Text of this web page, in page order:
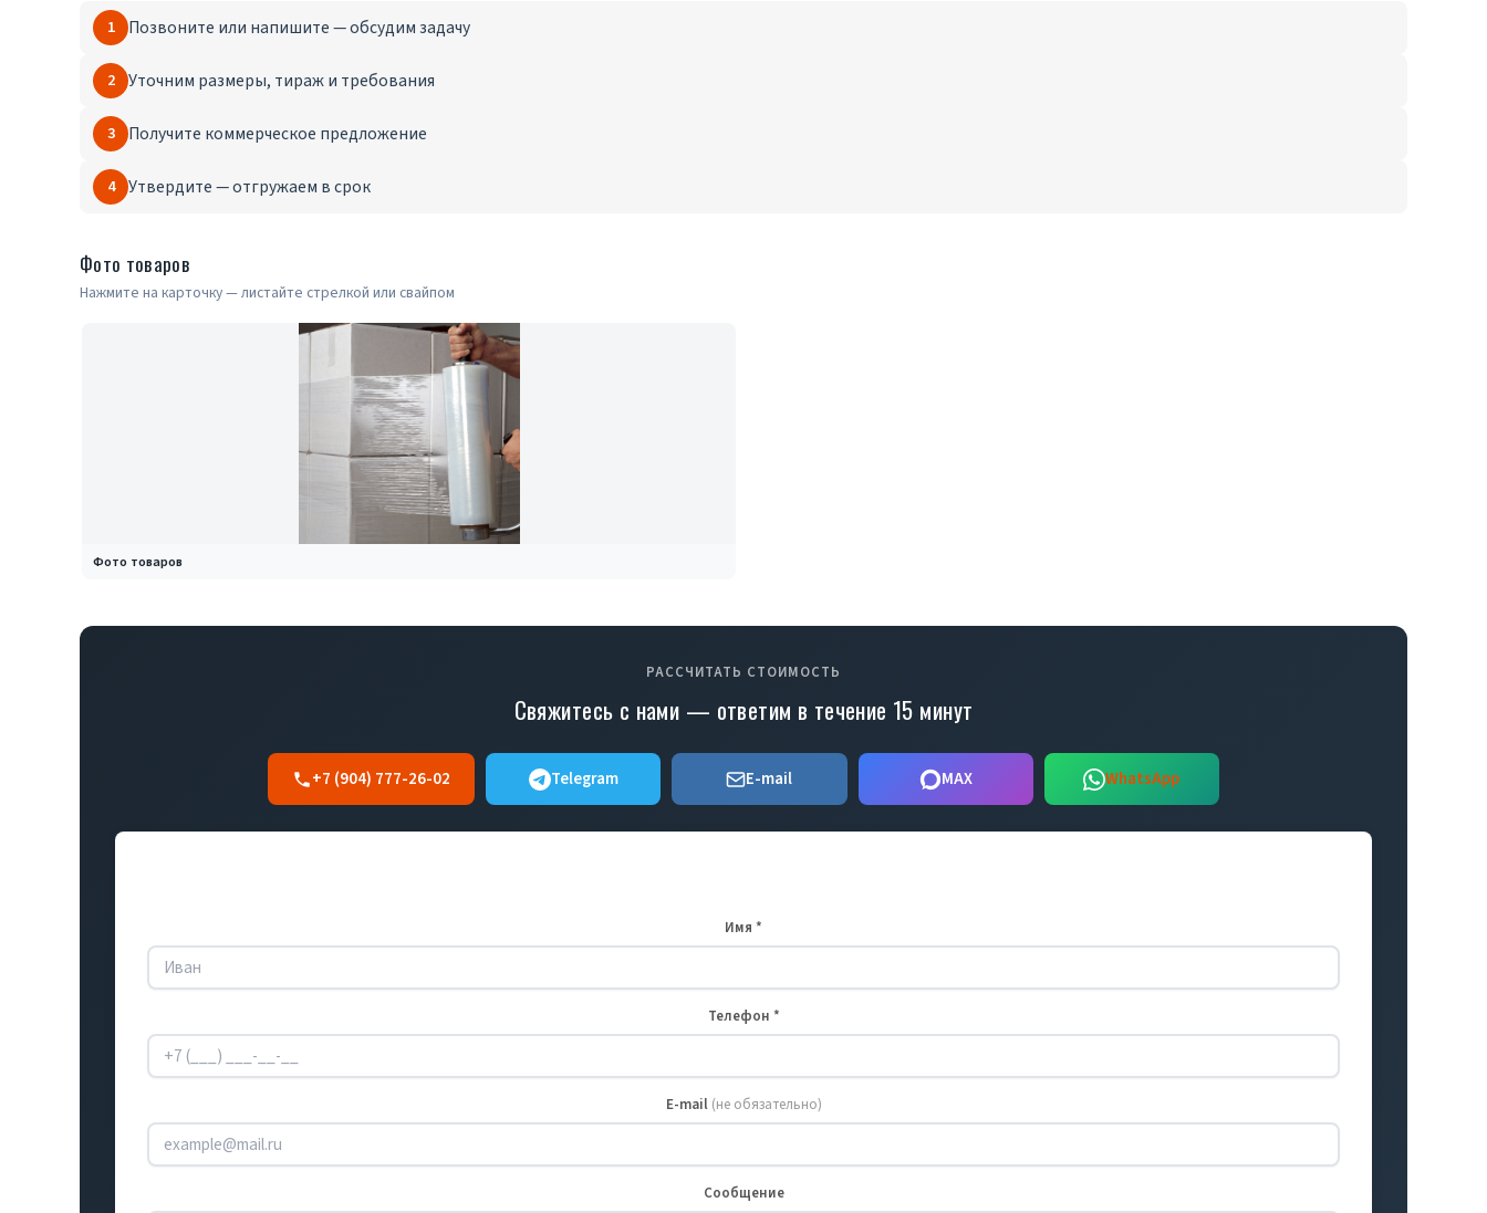
1 Позвоните или напишите — обсудим задачу
2 Уточним размеры, тираж и требования
3 Получите коммерческое предложение
4 Утвердите — отгружаем в срок
Фото товаров
Нажмите на карточку — листайте стрелкой или свайпом
Фото товаров
РАССЧИТАТЬ СТОИМОСТЬ
Свяжитесь с нами — ответим в течение 15 минут
+7 (904) 777-26-02 Telegram E-mail MAX WhatsApp
Имя *
Телефон *
E-mail (не обязательно)
Сообщение